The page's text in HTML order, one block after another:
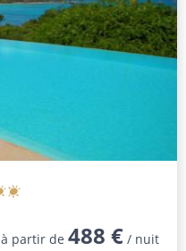
à partir de488 € / nuit